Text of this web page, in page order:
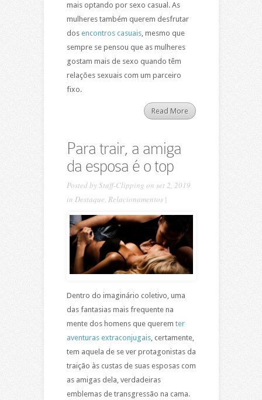
mais optando por sexo casual. As
mulheres também querem desfrutar
dos encontros casuais, mesmo que
sempre se pensou que as mulheres
gostam mais de sexo quando têm
relações sexuais com um parceiro
fixo.
Read More
Para trair, a amiga
da esposa é o top
Posted byStaff-Clipping on set 2, 2019
in Destaque, Relacionamentos|
Dentro do imaginário coletivo, uma
das fantasias mais frequente na
mente dos homens que querem ter
aventuras extraconjugais, certamente,
tem aquela de se ver protagonistas da
traição às custas de suas esposas com
as amigas dela, verdadeiras
emblemas de transgressão na cama.